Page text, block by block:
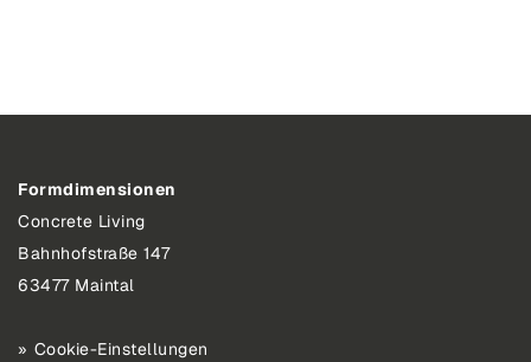
Formdimensionen
Concrete Living
Bahnhofstraße 147
63477 Maintal
Cookie-Einstellungen